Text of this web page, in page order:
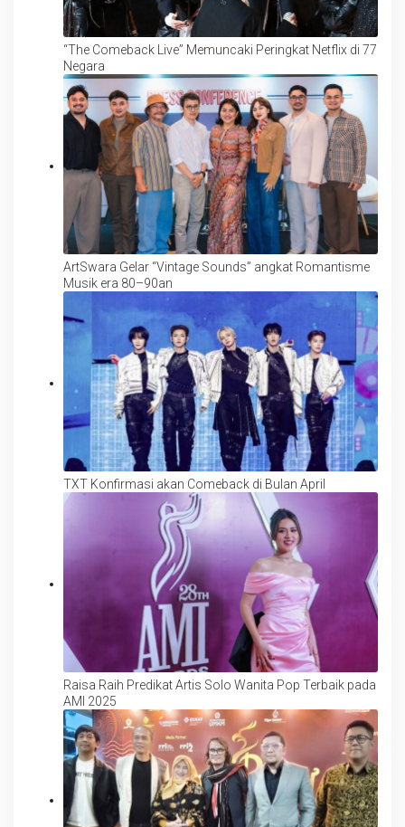
“The Comeback Live” Memuncaki Peringkat Netflix di 77
Negara
ArtSwara Gelar “Vintage Sounds” angkat Romantisme
Musik era 80–90an
TXT Konfirmasi akan Comeback di Bulan April
Raisa Raih Predikat Artis Solo Wanita Pop Terbaik pada
AMI 2025